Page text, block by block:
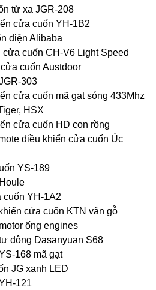
từ xa JGR-208
cửa cuốn YH-1B2
điện Alibaba
cửa cuốn CH-V6 Light Speed
cuốn Austdoor
303
cửa cuốn mã gạt sóng 433Mhz
HSX
cửa cuốn HD con rồng
điều khiển cửa cuốn Úc
YS-189
cuốn YH-1A2
cửa cuốn KTN vân gỗ
ống engines
động Dasanyuan S68
168 mã gạt
JG xanh LED
121